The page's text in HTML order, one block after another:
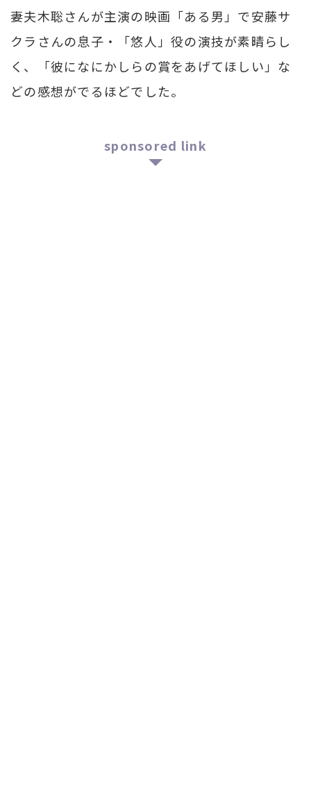
妻夫木聡さんが主演の映画「ある男」で安藤サ
クラさんの息子・「悠人」役の演技が素晴らし
く、「彼になにかしらの賞をあげてほしい」な
どの感想がでるほどでした。
sponsored link